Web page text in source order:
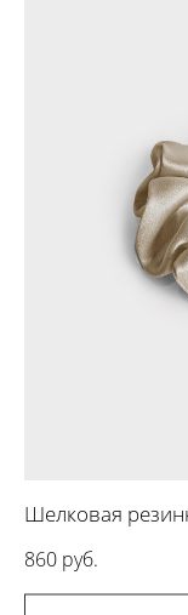
Шелковая
860 pуб.